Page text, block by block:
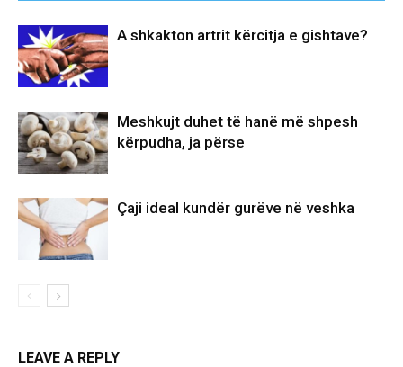
A shkakton artrit kërcitja e gishtave?
Meshkujt duhet të hanë më shpesh
kërpudha, ja përse
Çaji ideal kundër gurëve në veshka
LEAVE A REPLY